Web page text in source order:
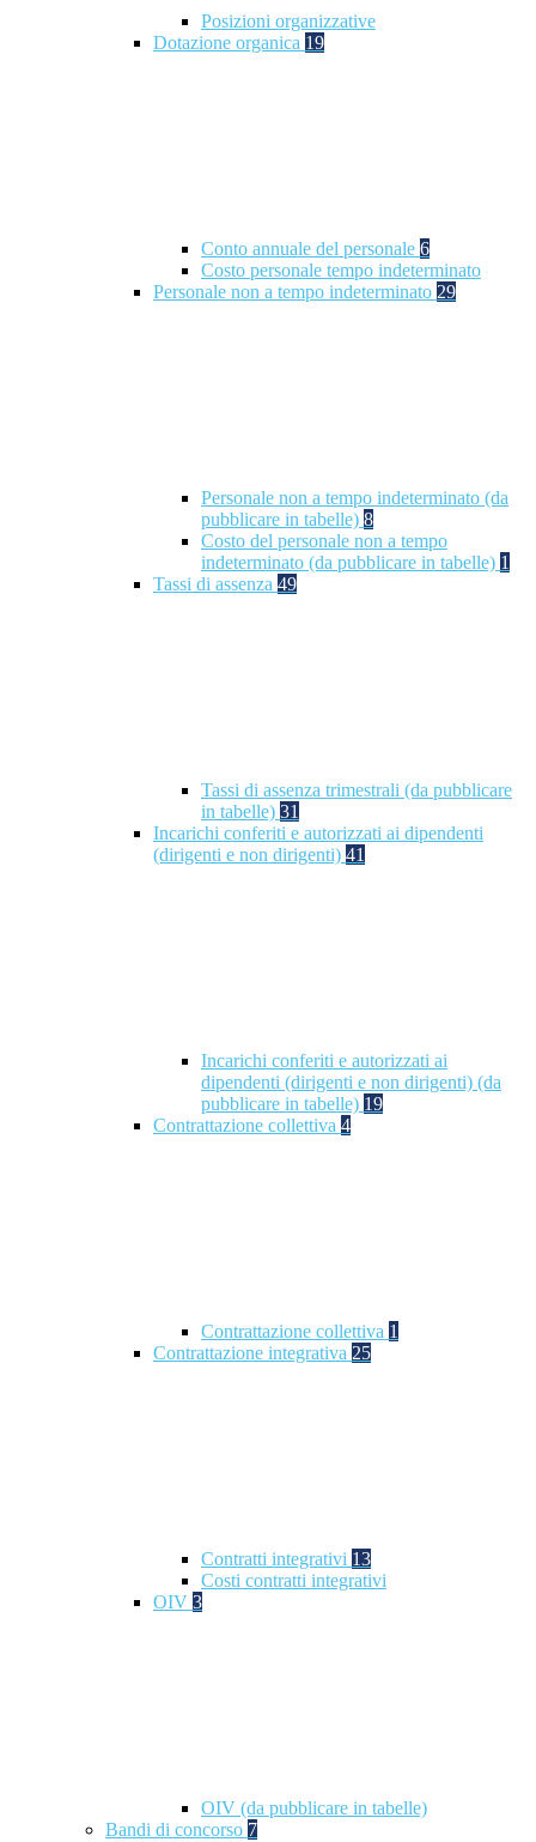
Posizioni organizzative
Dotazione organica 19
Conto annuale del personale 6
Costo personale tempo indeterminato
Personale non a tempo indeterminato 29
Personale non a tempo indeterminato (da
pubblicare in tabelle) 8
Costo del personale non a tempo
indeterminato (da pubblicare in tabelle) 1
Tassi di assenza 49
Tassi di assenza trimestrali (da pubblicare
in tabelle) 31
Incarichi conferiti e autorizzati ai dipendenti
(dirigenti e non dirigenti) 41
Incarichi conferiti e autorizzati ai
dipendenti (dirigenti e non dirigenti) (da
pubblicare in tabelle) 19
Contrattazione collettiva 4
Contrattazione collettiva 1
Contrattazione integrativa 25
Contratti integrativi 13
Costi contratti integrativi
OIV 3
OIV (da pubblicare in tabelle)
Bandi di concorso 7